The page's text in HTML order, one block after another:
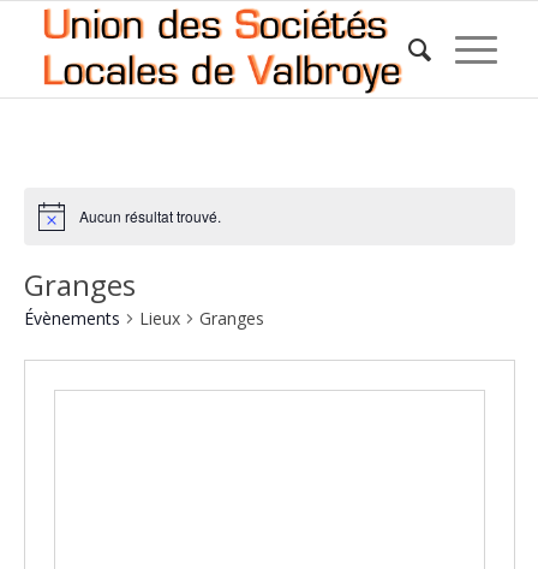
Aucun résultat trouvé.
Granges
Évènements Lieux Granges